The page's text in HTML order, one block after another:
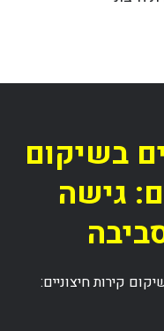
בשיקום
גישה
קירות חיצוניים: